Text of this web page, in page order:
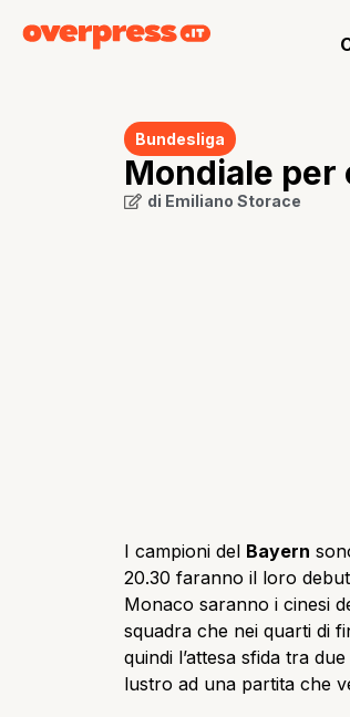
Bundesliga
Mondiale per
di Emiliano Storace
I campioni del Bayern
20.30 faranno il loro
Monaco saranno i cinesi
squadra che nei quarti di
quindi l’attesa sfida tra
lustro ad una partita che